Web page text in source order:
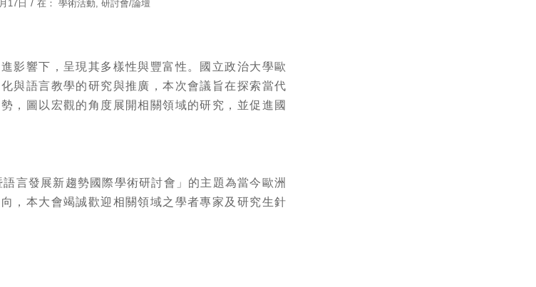
17日 / 在： 學術活動, 研討會/論壇
影響下，呈現其多樣性與豐富性。國立政治大學歐
與語言教學的研究與推廣，本次會議旨在探索當代
，圖以宏觀的角度展開相關領域的研究，並促進國
言發展新趨勢國際學術研討會」的主題為當今歐洲
，本大會竭誠歡迎相關領域之學者專家及研究生針